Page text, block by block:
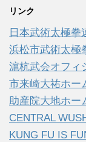
リンク
日本武術太極拳
浜松市武術太極
滬杭武会オフィ
市来崎大祐ホー
助産院大地ホー
CENTRAL
KUNG FU IS